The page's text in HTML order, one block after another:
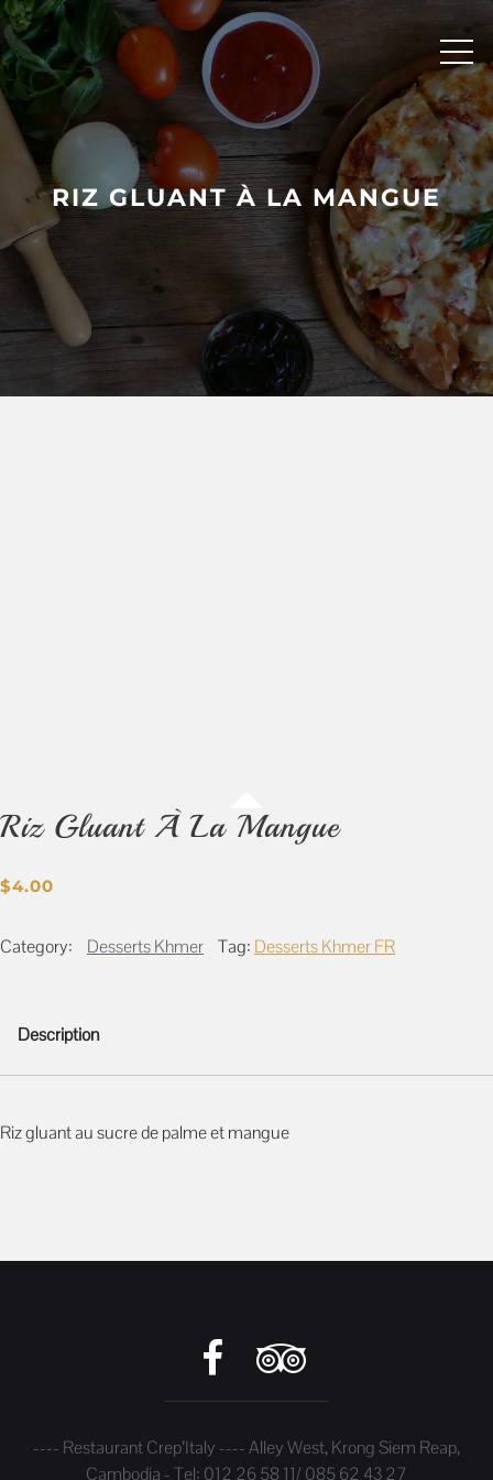
Skip
to
content
RIZ GLUANT À LA MANGUE
Riz Gluant À La Mangue
$4.00
Category: Desserts Khmer Tag: Desserts Khmer FR
Description
Description
Riz gluant au sucre de palme et mangue
---- Restaurant Crep’Italy ---- Alley West, Krong Siem Reap,
Cambodia - Tel: 012 26 58 11/ 085 62 43 27